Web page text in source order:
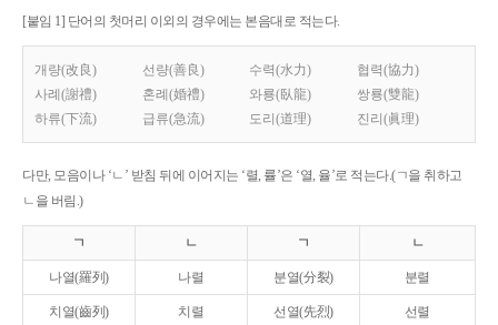
[붙임 1] 단어의 첫머리 이외의 경우에는 본음대로 적는다.
개량(改良) 선량(善良) 수력(水力)
협력(協力)
사례(謝禮)
혼례(婚禮) 와룡(臥龍)
쌍룡(雙龍)
하류(下流)
급류(急流) 도리(道理) 진리(眞理)
다만, 모음이나 ‘ㄴ’ 받침 뒤에 이어지는 ‘렬, 률’은 ‘열, 율’로 적는다.(ㄱ을 취하고
ㄴ을 버림.)
ㄱ ㄴ ㄱ ㄴ
나열(羅列) 나렬 분열(分裂) 분렬
치열(齒列) 치렬 선열(先烈) 선렬